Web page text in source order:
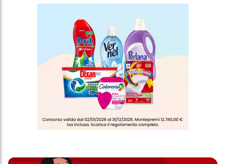
ulteriori informazioni sui cookie utilizzati su questo sito Web, in
particolare sul loro periodo di conservazione, consultare le
informazioni dettagliate su ciascun cookie disponibili facendo
clic su "modifica" di seguito".
Se fai clic su "Modifica" potrai trovare maggiori informazioni sul
trattamento dei tuoi dati / sull'uso dei cookie e consentirli per uno o
più degli scopi sopra menzionati. Cliccando su "Accetta tutto",
acconsenti all'uso dei cookie e al trattamento dei tuoi dati
personali per tutte le finalità sopra indicate. Se fai clic su "Rifiuta",
verranno utilizzati solo i cookie tecnicamente necessari per fornirti
questo sito web.